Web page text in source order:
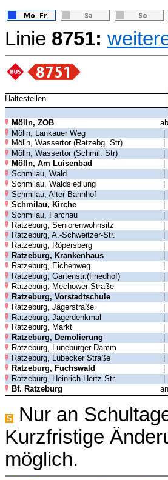
Linie 8751:
Haltestellen
Mölln, ZOB
ab
Mölln, Lankauer Weg
|
Mölln, Wassertor (Ratzebg. Str)
Mölln, Wassertor (Schmil. Str)
Mölln, Am Luisenbad
Schmilau, Wald
Schmilau, Waldsiedlung
Schmilau, Alter Bahnhof
Schmilau, Kirche
Schmilau, Farchau
|
Ratzeburg, Seniorenwohnsitz
|
Ratzeburg, A.-Schweitzer-Str.
Ratzeburg, Röpersberg
Ratzeburg, Krankenhaus
Ratzeburg, Eichenweg
Ratzeburg, Gartenstr.(Friedhof)
Ratzeburg, Mechower Straße
Ratzeburg, Vorstadtschule
Ratzeburg, Jägerstraße
|
Ratzeburg, Jägerdenkmal
|
Ratzeburg, Markt
Ratzeburg, Demolierung
Ratzeburg, Lüneburger Damm
Ratzeburg, Lübecker Straße
Ratzeburg, Fuchswald
Ratzeburg, Heinrich-Hertz-Str.
Bf. Ratzeburg
an
S
Nur an
Kurzfristige
möglich.